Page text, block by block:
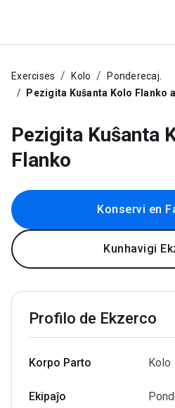
Exercises Kolo
Ponderecaj.
Pezigita Kuŝanta Kolo Flanko
Pezigita Kuŝanta
Flanko
Konservi en
Kunhavigi
Profilo de Ekzerco
Korpo Parto Kolo
Ekipaĵo